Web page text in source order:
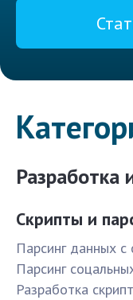
Разработка
Скрипты и
Парсинг данных с
Парсинг
Разработка